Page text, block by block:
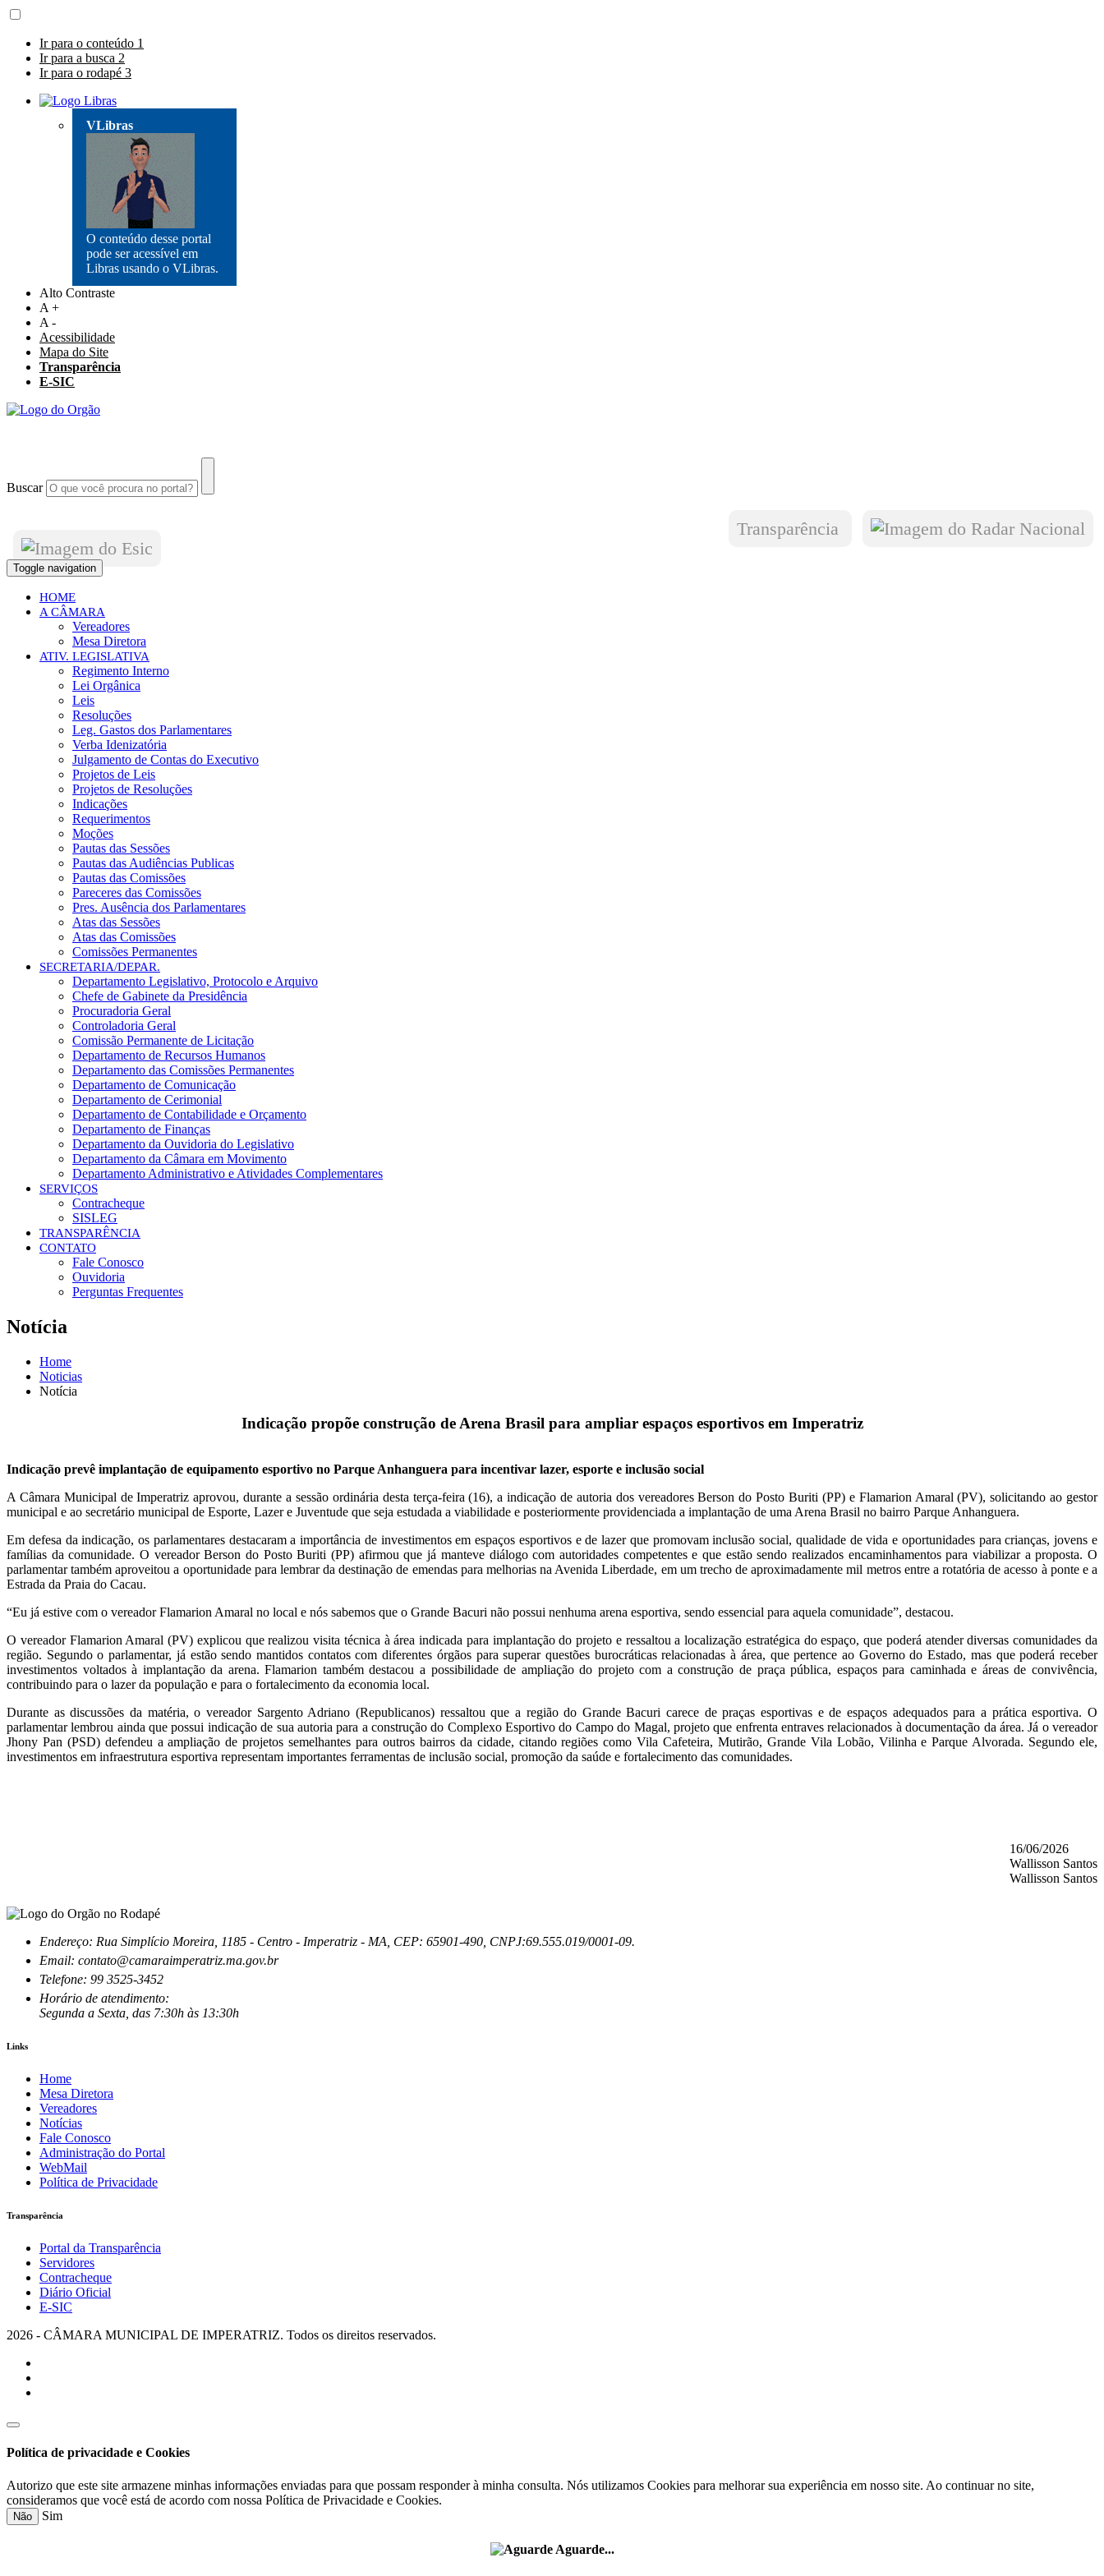
Ir para o conteúdo 1
Ir para a busca 2
Ir para o rodapé 3
VLibras
O conteúdo desse portal
pode ser acessível em
Libras usando o VLibras.
Alto Contraste
A +
A -
Acessibilidade
Mapa do Site
Transparência
E-SIC
Buscar
Transparência
Toggle navigation
HOME
A CÂMARA
Vereadores
Mesa Diretora
ATIV. LEGISLATIVA
Regimento Interno
Lei Orgânica
Leis
Resoluções
Leg. Gastos dos Parlamentares
Verba Idenizatória
Julgamento de Contas do Executivo
Projetos de Leis
Projetos de Resoluções
Indicações
Requerimentos
Moções
Pautas das Sessões
Pautas das Audiências Publicas
Pautas das Comissões
Pareceres das Comissões
Pres. Ausência dos Parlamentares
Atas das Sessões
Atas das Comissões
Comissões Permanentes
SECRETARIA/DEPAR.
Departamento Legislativo, Protocolo e Arquivo
Chefe de Gabinete da Presidência
Procuradoria Geral
Controladoria Geral
Comissão Permanente de Licitação
Departamento de Recursos Humanos
Departamento das Comissões Permanentes
Departamento de Comunicação
Departamento de Cerimonial
Departamento de Contabilidade e Orçamento
Departamento de Finanças
Departamento da Ouvidoria do Legislativo
Departamento da Câmara em Movimento
Departamento Administrativo e Atividades Complementares
SERVIÇOS
Contracheque
SISLEG
TRANSPARÊNCIA
CONTATO
Fale Conosco
Ouvidoria
Perguntas Frequentes
Notícia
Home
Noticias
Notícia
Indicação propõe construção de Arena Brasil para ampliar espaços esportivos em Imperatriz
Indicação prevê implantação de equipamento esportivo no Parque Anhanguera para incentivar lazer, esporte e inclusão social
A Câmara Municipal de Imperatriz aprovou, durante a sessão ordinária desta terça-feira (16), a indicação de autoria dos vereadores Berson do Posto Buriti (PP) e Flamarion Amaral (PV), solicitando ao gestor
municipal e ao secretário municipal de Esporte, Lazer e Juventude que seja estudada a viabilidade e posteriormente providenciada a implantação de uma Arena Brasil no bairro Parque Anhanguera.
Em defesa da indicação, os parlamentares destacaram a importância de investimentos em espaços esportivos e de lazer que promovam inclusão social, qualidade de vida e oportunidades para crianças, jovens e
famílias da comunidade. O vereador Berson do Posto Buriti (PP) afirmou que já manteve diálogo com autoridades competentes e que estão sendo realizados encaminhamentos para viabilizar a proposta. O
parlamentar também aproveitou a oportunidade para lembrar da destinação de emendas para melhorias na Avenida Liberdade, em um trecho de aproximadamente mil metros entre a rotatória de acesso à ponte e a
Estrada da Praia do Cacau.
“Eu já estive com o vereador Flamarion Amaral no local e nós sabemos que o Grande Bacuri não possui nenhuma arena esportiva, sendo essencial para aquela comunidade”, destacou.
O vereador Flamarion Amaral (PV) explicou que realizou visita técnica à área indicada para implantação do projeto e ressaltou a localização estratégica do espaço, que poderá atender diversas comunidades da
região. Segundo o parlamentar, já estão sendo mantidos contatos com diferentes órgãos para superar questões burocráticas relacionadas à área, que pertence ao Governo do Estado, mas que poderá receber
investimentos voltados à implantação da arena. Flamarion também destacou a possibilidade de ampliação do projeto com a construção de praça pública, espaços para caminhada e áreas de convivência,
contribuindo para o lazer da população e para o fortalecimento da economia local.
Durante as discussões da matéria, o vereador Sargento Adriano (Republicanos) ressaltou que a região do Grande Bacuri carece de praças esportivas e de espaços adequados para a prática esportiva. O
parlamentar lembrou ainda que possui indicação de sua autoria para a construção do Complexo Esportivo do Campo do Magal, projeto que enfrenta entraves relacionados à documentação da área. Já o vereador
Jhony Pan (PSD) defendeu a ampliação de projetos semelhantes para outros bairros da cidade, citando regiões como Vila Cafeteira, Mutirão, Grande Vila Lobão, Vilinha e Parque Alvorada. Segundo ele,
investimentos em infraestrutura esportiva representam importantes ferramentas de inclusão social, promoção da saúde e fortalecimento das comunidades.
16/06/2026
Wallisson Santos
Wallisson Santos
Endereço: Rua Simplício Moreira, 1185 - Centro - Imperatriz - MA, CEP: 65901-490, CNPJ:69.555.019/0001-09.
Email: contato@camaraimperatriz.ma.gov.br
Telefone: 99 3525-3452
Horário de atendimento:
Segunda a Sexta, das 7:30h às 13:30h
Links
Home
Mesa Diretora
Vereadores
Notícias
Fale Conosco
Administração do Portal
WebMail
Política de Privacidade
Transparência
Portal da Transparência
Servidores
Contracheque
Diário Oficial
E-SIC
2026 - CÂMARA MUNICIPAL DE IMPERATRIZ. Todos os direitos reservados.
Política de privacidade e Cookies
Autorizo que este site armazene minhas informações enviadas para que possam responder à minha consulta. Nós utilizamos Cookies para melhorar sua experiência em nosso site. Ao continuar no site,
consideramos que você está de acordo com nossa Política de Privacidade e Cookies.
Não Sim
Aguarde...